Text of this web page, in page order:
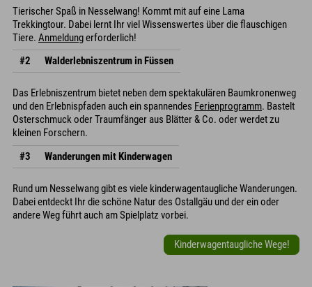
Tierischer Spaß in Nesselwang! Kommt mit auf eine Lama
Trekkingtour. Dabei lernt Ihr viel Wissenswertes über die flauschigen
Tiere. Anmeldungerforderlich!
#2
Walderlebniszentrum in Füssen
Das Erlebniszentrum bietet neben dem spektakulären Baumkronenweg
und den Erlebnispfaden auch ein spannendes Ferienprogramm. Bastelt
Osterschmuck oder Traumfänger aus Blätter & Co. oder werdet zu
kleinen Forschern.
#3
Wanderungen mit Kinderwagen
Rund um Nesselwang gibt es viele kinderwagentaugliche Wanderungen.
Dabei entdeckt Ihr die schöne Natur des Ostallgäu und der ein oder
andere Weg führt auch am Spielplatz vorbei.
Kinderwagentaugliche Wege!